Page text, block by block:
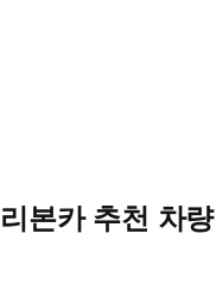
리본카 추천 차량